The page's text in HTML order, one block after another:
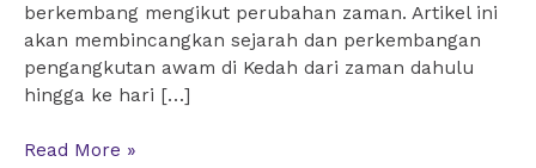
berkembang mengikut perubahan zaman. Artikel ini
akan membincangkan sejarah dan perkembangan
pengangkutan awam di Kedah dari zaman dahulu
hingga ke hari […]
Pengangkutan
Read More »